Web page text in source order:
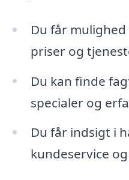
Du får
priser og
Du kan finde
specialer og
Du får indsigt i
kundeservice